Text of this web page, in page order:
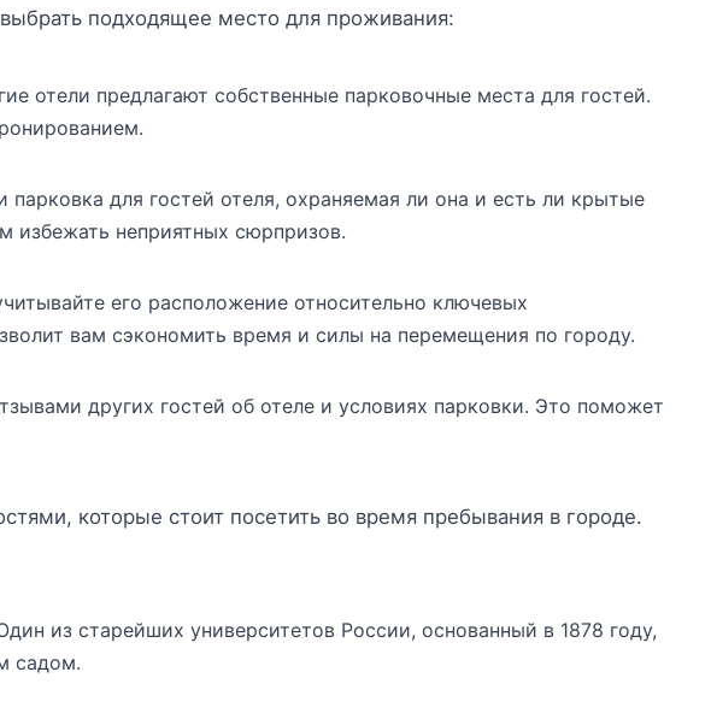
подходящее место для проживания:
отели предлагают собственные парковочные места для гостей.
парковка для гостей отеля, охраняемая ли она и есть ли крытые
избежать неприятных сюрпризов.
его расположение относительно ключевых
вам сэкономить время и силы на перемещения по городу.
других гостей об отеле и условиях парковки. Это поможет
которые стоит посетить во время пребывания в городе.
из старейших университетов России, основанный в 1878 году,
садом.